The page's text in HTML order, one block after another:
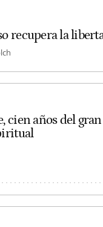
recupera la
cien años del